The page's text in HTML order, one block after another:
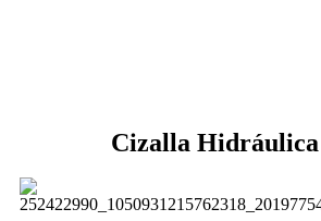
Cizalla Hidráulica